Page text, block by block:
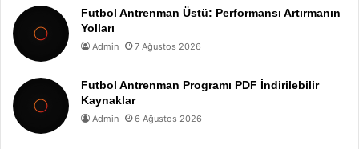
Futbol Antrenman Üstü: Performansı Artırmanın
Yolları
Admin 7 Ağustos 2026
Futbol Antrenman Programı PDF İndirilebilir
Kaynaklar
Admin 6 Ağustos 2026